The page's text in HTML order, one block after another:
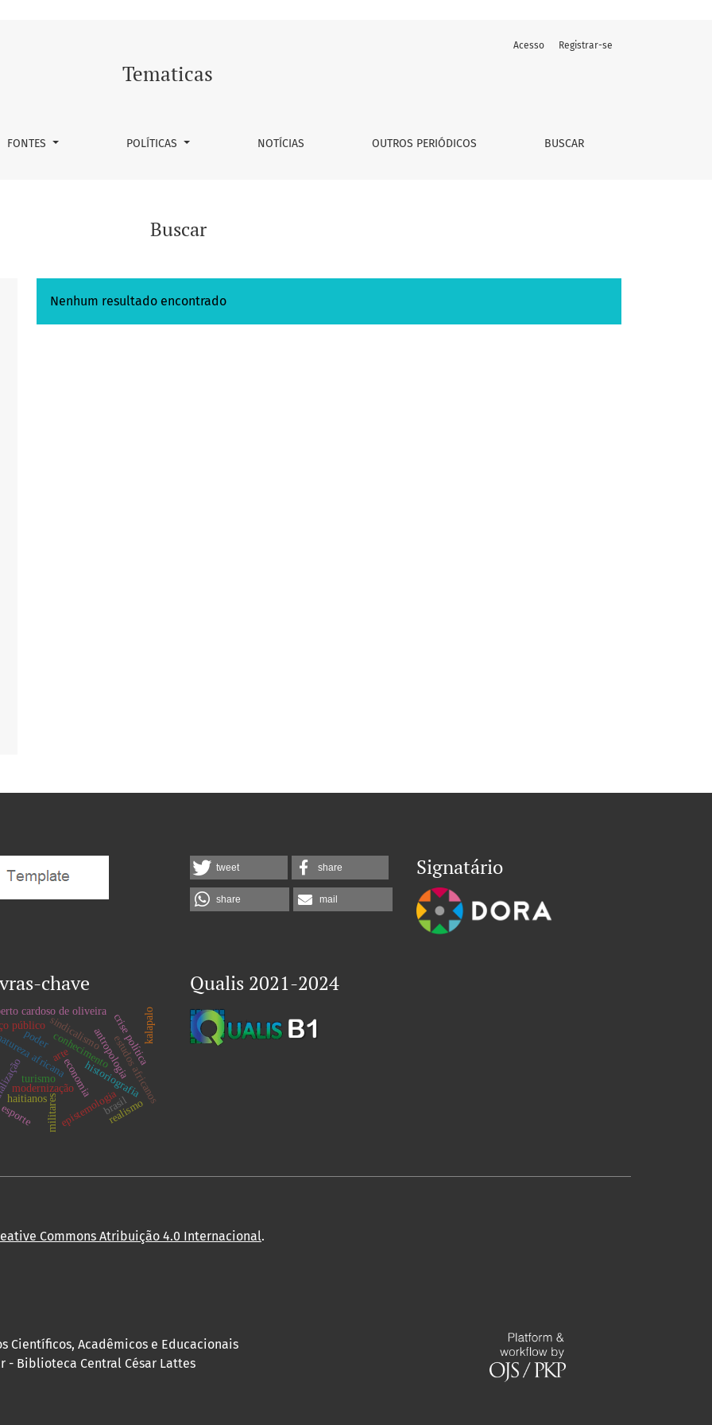
Tematicas
FONTES POLÍTICAS NOTÍCIAS OUTROS PERIÓDICOS BUSCAR
Acesso Registrar-se
Buscar
Nenhum resultado encontrado
tweet share
share mail
Signatário
chave
modernizaçãoeconomia
africana
epistemologia
historiografia
antropologia
conhecimento
poder estudos africanos
haitianos brasil
sindicalismo crise política
cardoso de oliveira
esporte militares
kalapalo
público
turismo
arte
realismo
Qualis 2021-2024
Commons Atribuição 4.0 Internacional.
Científicos, Acadêmicos e Educacionais
- Biblioteca Central César Lattes